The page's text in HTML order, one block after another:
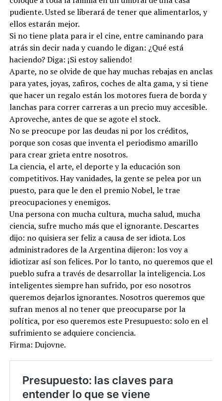
pudiente. Usted se liberará de tener que alimentarlos, y
ellos estarán mejor.
Si no tiene plata para ir el cine, entre caminando para
atrás sin decir nada y cuando le digan: ¿Qué está
haciendo? Diga: ¡Si estoy saliendo!
Aparte, no se olvide de que hay muchas rebajas en anclas
para yates, joyas, zafiros, coches de alta gama, y si tiene
que hacer un regalo están los motores fuera de borda y
lanchas para correr carreras a un precio muy accesible.
Aproveche, antes de que se agote el stock.
No se preocupe por las deudas ni por los créditos,
porque son cosas que inventa el periodismo amarillo
para crear grieta entre nosotros.
La ciencia, el arte, el deporte y la educación son
competitivos. Hay vanidades, la gente se pelea por un
puesto, para que le den el premio Nobel, le trae
preocupaciones y enemigos.
Una persona con mucha cultura, mucha salud, mucha
ciencia, sufre mucho más que el ignorante. Descartes
dijo: no quisiera ser feliz a causa de ser idiota. Los
administradores de la Argentina dijeron: los voy a
idiotizar así son felices. Por lo tanto, no queremos que el
pueblo sufra a través de desarrollar la inteligencia. Los
inteligentes siempre han sufrido, por eso nosotros
queremos dejarlos ignorantes. Nosotros queremos que
sufran menos al no tener que preocuparse por la
política, por eso queremos este Presupuesto: solo en el
sufrimiento se adquiere conciencia.
Firma: Dujovne.